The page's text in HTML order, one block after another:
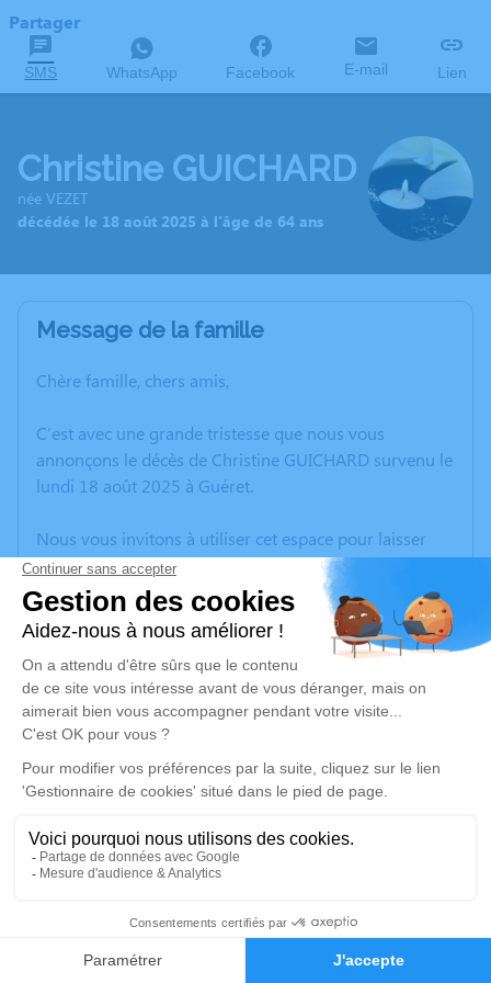
Faire-part Hommages
Partager
SMS WhatsApp Facebook E-mail Lien
Christine GUICHARD
née VEZET
décédée le 18 août 2025 à l'âge de 64 ans
Message de la famille
Chère famille, chers amis,
C’est avec une grande tristesse que nous vous
annonçons le décès de Christine GUICHARD survenu le
lundi 18 août 2025 à Guéret.
Nous vous invitons à utiliser cet espace pour laisser
vos condoléances, partager des photos souvenirs, une
anecdote ou exprimer vos pensées à travers des
poèmes ou des textes. Cet endroit est un lieu
d'expression dédié à honorer la mémoire de Christine
GUICHARD.
Un service de plantation d’arbre hommage est
disponible ici.
Je rends hommage
Cérémonie religieuse
Église de Chéniers
23220 Chéniers